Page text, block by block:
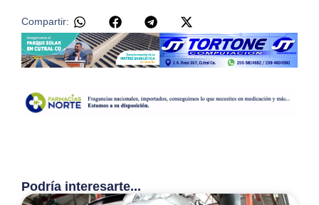
Compartir:
Podría interesarte...